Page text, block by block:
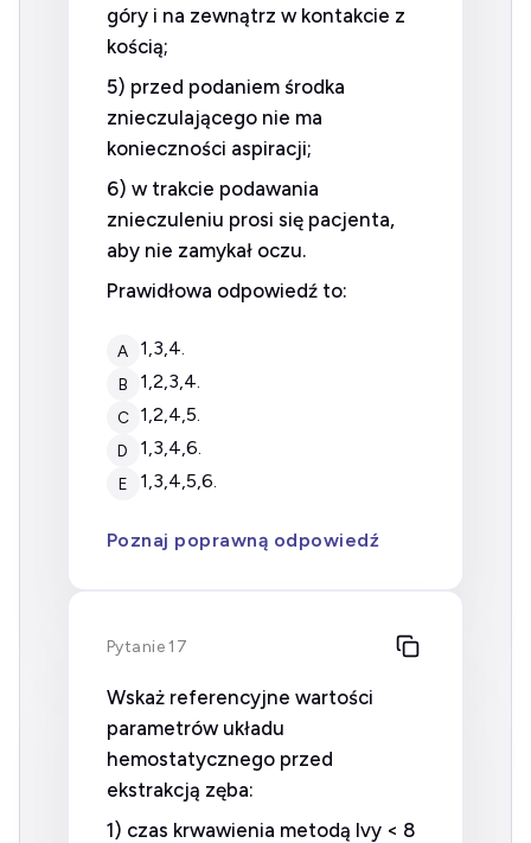
góry i na zewnątrz w kontakcie z
kością;
5) przed podaniem środka
znieczulającego nie ma
konieczności aspiracji;
6) w trakcie podawania
znieczuleniu prosi się pacjenta,
aby nie zamykał oczu.
Prawidłowa odpowiedź to:
A 1,3,4.
B 1,2,3,4.
C 1,2,4,5.
D 1,3,4,6.
E 1,3,4,5,6.
Poznaj poprawną odpowiedź
Pytanie 17
Wskaż referencyjne wartości
parametrów układu
hemostatycznego przed
ekstrakcją zęba:
1) czas krwawienia metodą Ivy < 8